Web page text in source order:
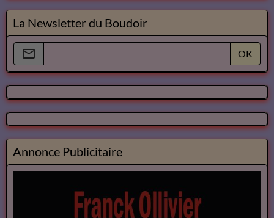
La Newsletter du Boudoir
OK
Annonce Publicitaire